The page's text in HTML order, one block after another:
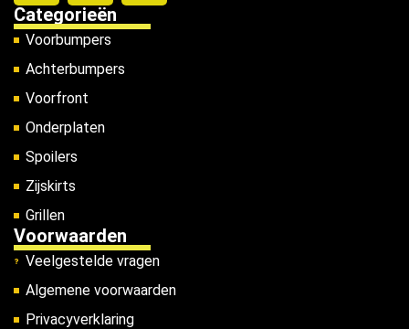
Categorieën
Voorbumpers
Achterbumpers
Voorfront
Onderplaten
Spoilers
Zijskirts
Grillen
Voorwaarden
Veelgestelde vragen
Algemene voorwaarden
Privacyverklaring